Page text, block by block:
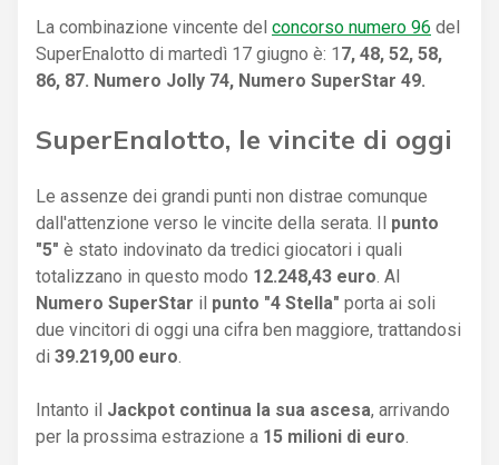
La combinazione vincente del concorso numero 96 del
SuperEnalotto di martedì 17 giugno è: 1 7, 48, 52, 58,
86, 87. Numero Jolly 74, Numero SuperStar 49.
SuperEnalotto, le vincite di oggi
Le assenze dei grandi punti non distrae comunque
dall'attenzione verso le vincite della serata. Il punto
"5" è stato indovinato da tredici giocatori i quali
totalizzano in questo modo 12.248,43 euro . Al
Numero SuperStar il punto "4 Stella" porta ai soli
due vincitori di oggi una cifra ben maggiore, trattandosi
di 39.219,00 euro
Intanto il Jackpot continua la sua ascesa, arrivando
per la prossima estrazione a 15 milioni di euro